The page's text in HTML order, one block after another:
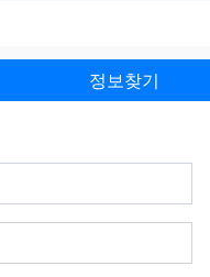
정보찾기